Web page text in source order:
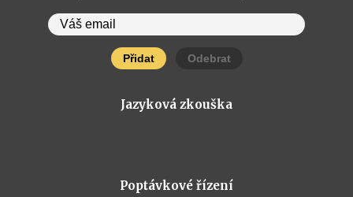
Přidat Odebrat
Jazyková zkouška
Poptávkové řízení